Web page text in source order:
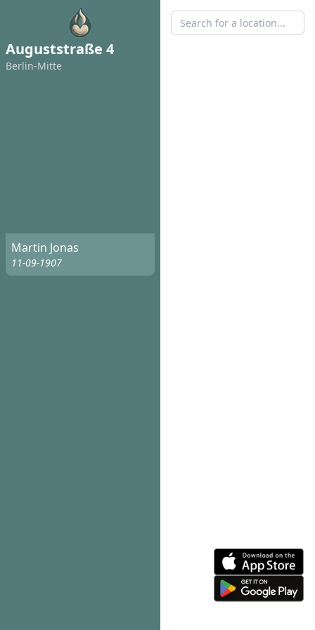
Auguststraße 4
Berlin-Mitte
Martin Jonas
11-09-1907